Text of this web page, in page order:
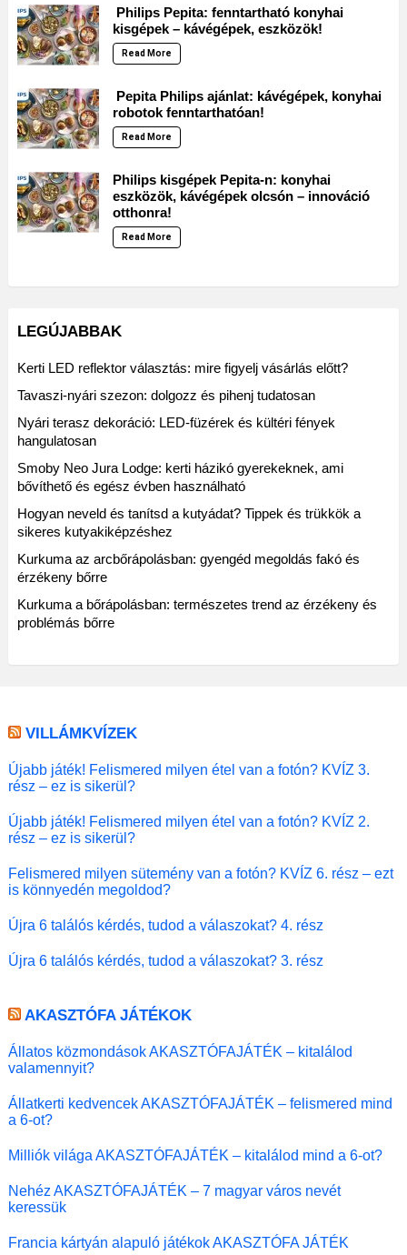
Philips Pepita: fenntartható konyhai
kisgépek – kávégépek, eszközök!
Read More
Pepita Philips ajánlat: kávégépek, konyhai
robotok fenntarthatóan!
Read More
Philips kisgépek Pepita-n: konyhai
eszközök, kávégépek olcsón – innováció
otthonra!
Read More
LEGÚJABBAK
Kerti LED reflektor választás: mire figyelj vásárlás előtt?
Tavaszi-nyári szezon: dolgozz és pihenj tudatosan
Nyári terasz dekoráció: LED-füzérek és kültéri fények
hangulatosan
Smoby Neo Jura Lodge: kerti házikó gyerekeknek, ami
bővíthető és egész évben használható
Hogyan neveld és tanítsd a kutyádat? Tippek és trükkök a
sikeres kutyakiképzéshez
Kurkuma az arcbőrápolásban: gyengéd megoldás fakó és
érzékeny bőrre
Kurkuma a bőrápolásban: természetes trend az érzékeny és
problémás bőrre
VILLÁMKVÍZEK
Újabb játék! Felismered milyen étel van a fotón? KVÍZ 3.
rész – ez is sikerül?
Újabb játék! Felismered milyen étel van a fotón? KVÍZ 2.
rész – ez is sikerül?
Felismered milyen sütemény van a fotón? KVÍZ 6. rész – ezt
is könnyedén megoldod?
Újra 6 találós kérdés, tudod a válaszokat? 4. rész
Újra 6 találós kérdés, tudod a válaszokat? 3. rész
AKASZTÓFA JÁTÉKOK
Állatos közmondások AKASZTÓFAJÁTÉK – kitalálod
valamennyit?
Állatkerti kedvencek AKASZTÓFAJÁTÉK – felismered mind
a 6-ot?
Milliók világa AKASZTÓFAJÁTÉK – kitalálod mind a 6-ot?
Nehéz AKASZTÓFAJÁTÉK – 7 magyar város nevét
keressük
Francia kártyán alapuló játékok AKASZTÓFA JÁTÉK